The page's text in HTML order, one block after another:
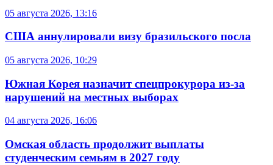
05 августа 2026, 13:16
США аннулировали визу бразильского посла
05 августа 2026, 10:29
Южная Корея назначит спецпрокурора из-за
нарушений на местных выборах
04 августа 2026, 16:06
Омская область продолжит выплаты
студенческим семьям в 2027 году